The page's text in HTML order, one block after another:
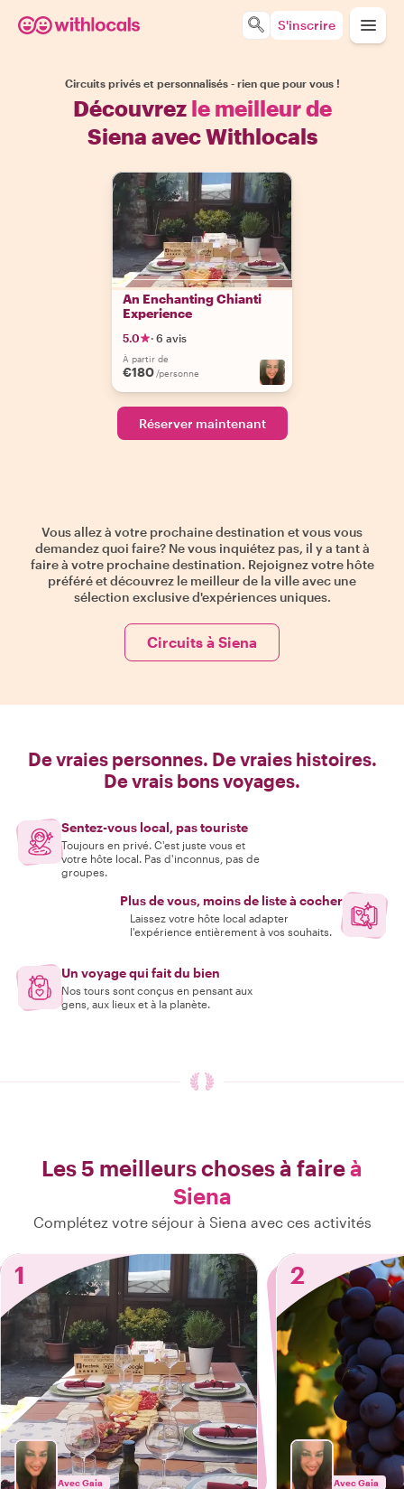
S'inscrire
Circuits privés et personnalisés - rien que pour vous !
Découvrez le meilleur de
Siena avec Withlocals
An Enchanting Chianti
Experience
5.0 · 6 avis
À partir de
€180 /personne
Réserver maintenant
Vous allez à votre prochaine destination et vous vous
demandez quoi faire? Ne vous inquiétez pas, il y a tant à
faire à votre prochaine destination. Rejoignez votre hôte
préféré et découvrez le meilleur de la ville avec une
sélection exclusive d'expériences uniques.
Circuits à Siena
De vraies personnes. De vraies histoires.
De vrais bons voyages.
Sentez-vous local, pas touriste
Toujours en privé. C'est juste vous et
votre hôte local. Pas d'inconnus, pas de
groupes.
Plus de vous, moins de liste à cocher
Laissez votre hôte local adapter
l'expérience entièrement à vos souhaits.
Un voyage qui fait du bien
Nos tours sont conçus en pensant aux
gens, aux lieux et à la planète.
Les 5 meilleurs choses à faireà
Siena
Complétez votre séjour à Siena avec ces activités
1
Avec Gaia
2
Avec Gaia